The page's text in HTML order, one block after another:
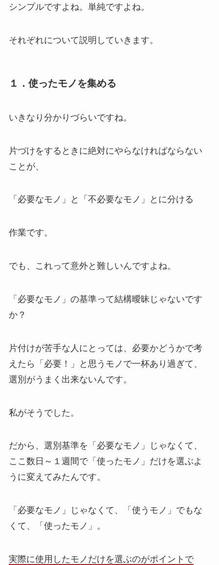
シンプルですよね。単純ですよね。
それぞれについて説明していきます。
１．使ったモノを集める
いきなり分かりづらいですね。
片づけをするときに絶対にやらなければならない
ことが、
「必要なモノ」と「不必要なモノ」とに分ける
作業です。
でも、これって意外と難しいんですよね。
「必要なモノ」の基準って結構曖昧じゃないです
か？
片付けが苦手な人にとっては、必要かどうかで考
えたら「必要！」と思うモノで一杯あり過ぎて、
選別がうまく出来ないんです。
私がそうでした。
だから、 選別基準を「必要なモノ」じゃなくて、
ここ数日～１週間で「使ったモノ」だけを選ぶよ
うに変えてみた んです。
「必要なモノ」じゃなくて、「使うモノ」でもな
くて、「使ったモノ」。
実際に使用したモノだけを選ぶのがポイントで